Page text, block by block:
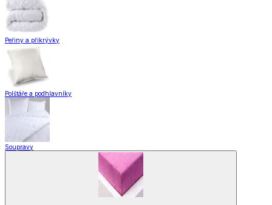
Peřiny a přikrývky
Polštáře a podhlavníky
Soupravy